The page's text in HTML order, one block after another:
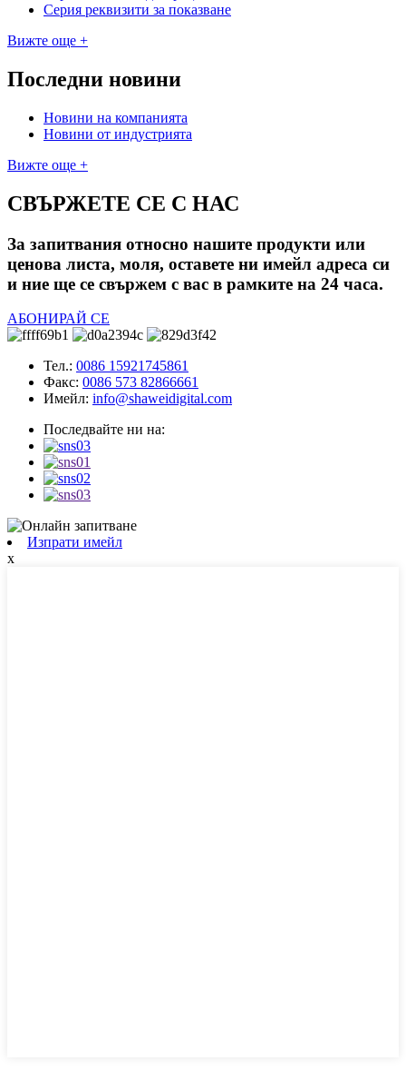
Серия реквизити за показване
Вижте още +
Последни новини
Новини на компанията
Новини от индустрията
Вижте още +
СВЪРЖЕТЕ СЕ С НАС
За запитвания относно нашите продукти или
ценова листа, моля, оставете ни имейл адреса си
и ние ще се свържем с вас в рамките на 24 часа.
АБОНИРАЙ СЕ
Тел.: 0086 15921745861
Факс: 0086 573 82866661
Имейл: info@shaweidigital.com
Последвайте ни на:
Изпрати имейл
x